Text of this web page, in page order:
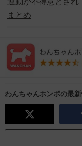
運動が不得意とされ
まとめ
わんちゃんホンポの最